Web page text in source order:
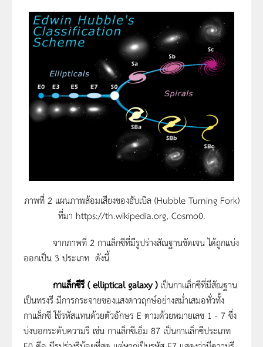
ภาพที่ 2 แผนภาพส้อมเสียงของฮับเบิล (Hubble Turning Fork)
ที่มา https://th.wikipedia.org, Cosmo0.
จากภาพที่ 2 กาแล็กซีที่มีรูปร่างสัณฐานชัดเจน ได้ถูกแบ่ง
ออกเป็น 3 ประเภท ดังนี้
กาแล็กซีรี (elliptical galaxy ) เป็นกาแล็กซีที่มีสัณฐาน
เป็นทรงรี มีการกระจายของแสงดาวฤกษ์อย่างสม่ำเสมอทั่วทั้ง
กาแล็กซี ใช้รหัสแทนด้วยตัวอักษร E ตามด้วยหมายเลข 1 - 7 ซึ่ง
บ่งบอกระดับความรี เช่น กาแล็กซีเอ็ม 87 เป็นกาแล็กซีประเภท